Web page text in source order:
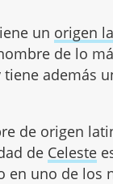
un origen
de lo
tiene además
de origen
de Celeste
en uno de los